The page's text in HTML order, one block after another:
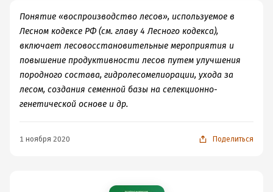
Понятие «воспроизводство лесов», используемое в
Лесном кодексе РФ (см. главу 4 Лесного кодекса),
включает лесовосстановительные мероприятия и
повышение продуктивности лесов путем улучшения
породного состава, гидролесомелиорации, ухода за
лесом, создания семенной базы на селекционно-
генетической основе и др.
1 ноября 2020 Поделиться